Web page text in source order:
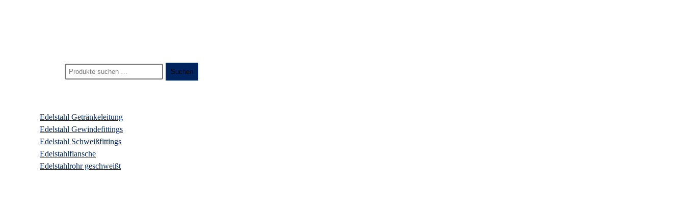
Suchen
Edelstahl Getränkeleitung
Edelstahl Gewindefittings
Edelstahl Schweißfittings
Edelstahlflansche
Edelstahlrohr geschweißt